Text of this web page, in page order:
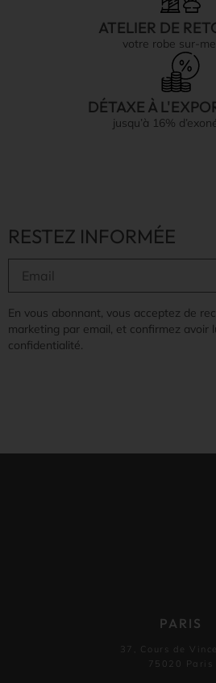
ATELIER DE
votre robe sur-
DÉTAXE À
jusqu’à 16%
RESTEZ INFORMÉE
En vous abonnant, vous acceptez de
marketing par email, et confirmez avoir
confidentialité.
PARIS
37, Cours de
75020 Paris